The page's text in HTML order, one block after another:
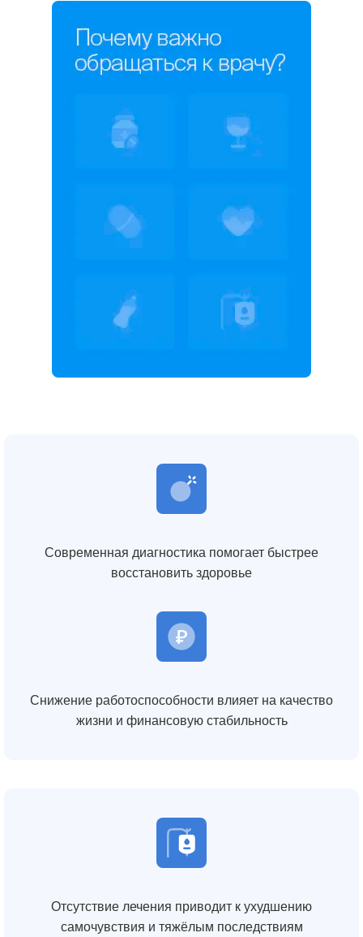
Современная диагностика помогает быстрее
восстановить здоровье
Снижение работоспособности влияет на качество
жизни и финансовую стабильность
Отсутствие лечения приводит к ухудшению
самочувствия и тяжёлым последствиям